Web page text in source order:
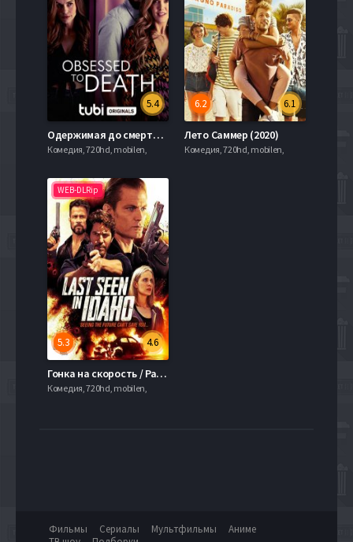
5.4
Одержимая до смерти (2022)
Комедия, 720hd, mobilen,
6.1
6.2
Лето Саммер (2020)
Комедия, 720hd, mobilen,
WEB-DLRip
4.6
5.3
Гонка на скорость / Разыскивается в Айдахо (2018)
Комедия, 720hd, mobilen,
Фильмы Сериалы Мультфильмы
Аниме